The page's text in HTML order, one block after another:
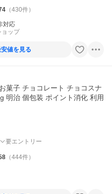
（430件）
対応
ョップ
値を見る
菓子 チョコレート チョコスナ
明治 個包装 ポイント消化 利用
要エントリー
（444件）